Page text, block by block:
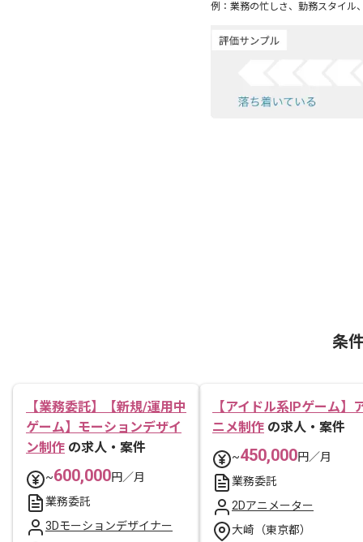
例：業務の忙しさ、勤務スタイル
条
【業務委託】【新規/運用中
ゲーム】モーションデザイ
ン制作 の求人・案件
~600,000円／月
業務委託
3Dモーションデザイナー
【アイドル系IPゲーム】
ニメ制作 の求人・案件
~450,000円／月
業務委託
2Dアニメーター
大崎（東京都）